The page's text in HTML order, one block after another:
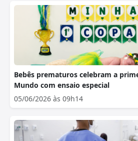
Bebês prematuros celebram a
Mundo com ensaio especial
05/06/2026 às 09h14